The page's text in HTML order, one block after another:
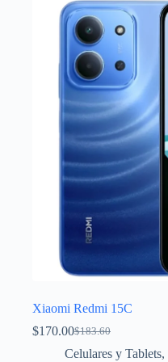
Xiaomi Redmi 15C
$183.60
El
precio
$170.00El
precio
Celulares y Tablets,